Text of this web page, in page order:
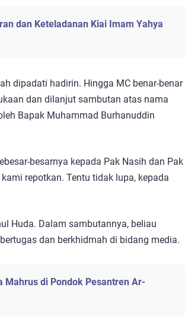
dan Keteladanan Kiai Imam Yahya
dipadati hadirin. Hingga MC benar-benar
dan dilanjut sambutan atas nama
Bapak Muhammad Burhanuddin
besarnya kepada Pak Nasih dan Pak
repotkan. Tentu tidak lupa, kepada
Huda. Dalam sambutannya, beliau
dan berkhidmah di bidang media.
Mahrus di Pondok Pesantren Ar-